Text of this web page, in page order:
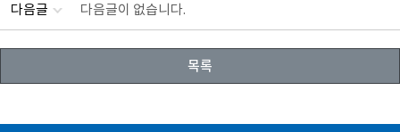
다음글 다음글이 없습니다.
목록